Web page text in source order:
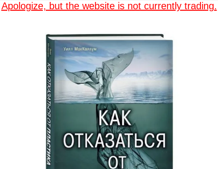
Apologize, but the website is not currently trading.